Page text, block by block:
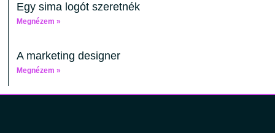
Egy sima logót szeretnék
Megnézem »
A marketing designer
Megnézem »